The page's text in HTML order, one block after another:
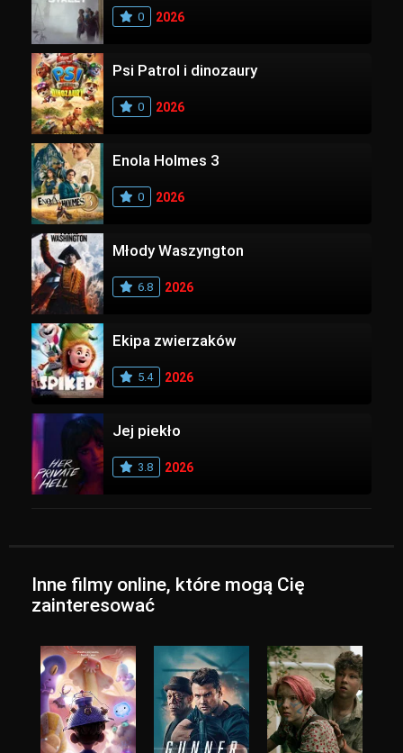
0 2026
Psi Patrol i dinozaury
0 2026
Enola Holmes 3
0 2026
Młody Waszyngton
6.8 2026
Ekipa zwierzaków
5.4 2026
Jej piekło
3.8 2026
Inne filmy online, które mogą Cię
zainteresować